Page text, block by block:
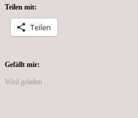
Teilen mit:
Teilen
Gefällt mir:
Wird geladen …